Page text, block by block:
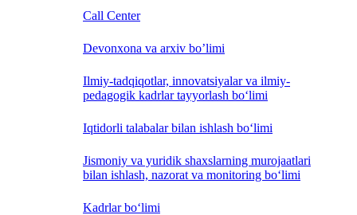
Call Center
Devonxona va arxiv bo’limi
Ilmiy-tadqiqotlar, innovatsiyalar va ilmiy-
pedagogik kadrlar tayyorlash bo‘limi
Iqtidorli talabalar bilan ishlash bo‘limi
Jismoniy va yuridik shaxslarning murojaatlari
bilan ishlash, nazorat va monitoring bo‘limi
Kadrlar bo‘limi